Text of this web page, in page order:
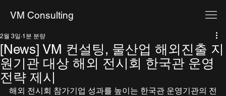
VM Consulting
[News] VM 컨설팅, 물산업 해외진출 지
원기관 대상 해외 전시회 한국관 운영
전략 제시
2월 3일 1분 분량
해외 전시회 참가기업 성과를 높이는 한국관 운영기관의 전